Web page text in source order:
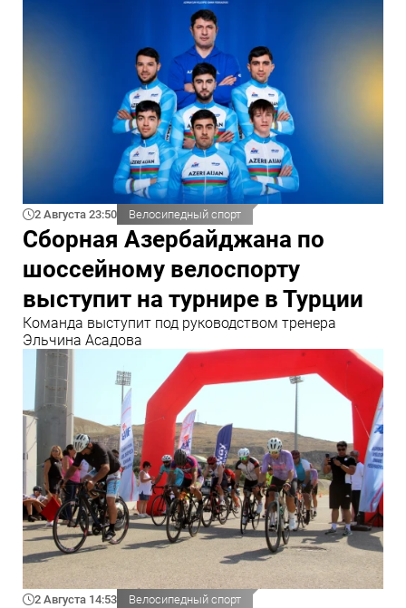
2 Августа 23:50 Велосипедный спорт
Сборная Азербайджана по
шоссейному велоспорту
выступит на турнире в Турции
Команда выступит под руководством тренера
Эльчина Асадова
2 Августа 14:53 Велосипедный спорт